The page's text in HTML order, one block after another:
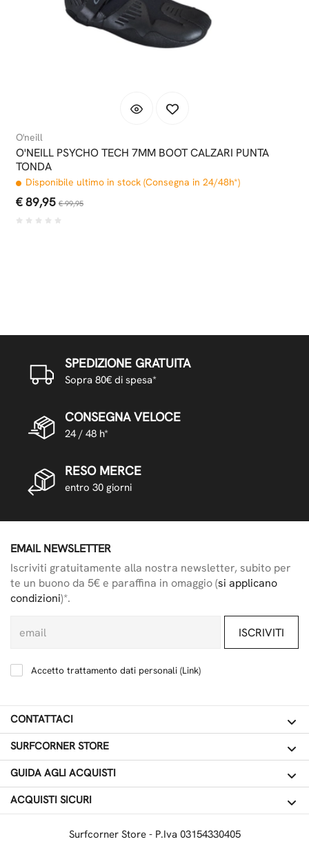
O'neill
O'NEILL PSYCHO TECH 7MM BOOT CALZARI PUNTA
TONDA
Disponibile ultimo in stock (Consegna in 24/48h*)
€ 89,95 € 99,95
SPEDIZIONE GRATUITA
Sopra 80€ di spesa*
CONSEGNA VELOCE
24 / 48 h*
RESO MERCE
entro 30 giorni
EMAIL NEWSLETTER
Iscriviti gratuitamente alla nostra newsletter, subito per
te un buono da 5€ e paraffina in omaggio (si applicano
condizioni)*.
ISCRIVITI
Accetto trattamento dati personali (Link)
CONTATTACI
SURFCORNER STORE
GUIDA AGLI ACQUISTI
ACQUISTI SICURI
Surfcorner Store - P.Iva 03154330405